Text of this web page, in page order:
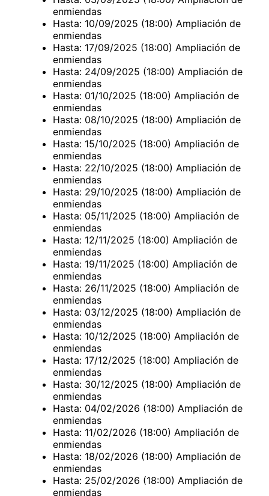
enmiendas
Hasta: 10/09/2025 (18:00) Ampliación de
enmiendas
Hasta: 17/09/2025 (18:00) Ampliación de
enmiendas
Hasta: 24/09/2025 (18:00) Ampliación de
enmiendas
Hasta: 01/10/2025 (18:00) Ampliación de
enmiendas
Hasta: 08/10/2025 (18:00) Ampliación de
enmiendas
Hasta: 15/10/2025 (18:00) Ampliación de
enmiendas
Hasta: 22/10/2025 (18:00) Ampliación de
enmiendas
Hasta: 29/10/2025 (18:00) Ampliación de
enmiendas
Hasta: 05/11/2025 (18:00) Ampliación de
enmiendas
Hasta: 12/11/2025 (18:00) Ampliación de
enmiendas
Hasta: 19/11/2025 (18:00) Ampliación de
enmiendas
Hasta: 26/11/2025 (18:00) Ampliación de
enmiendas
Hasta: 03/12/2025 (18:00) Ampliación de
enmiendas
Hasta: 10/12/2025 (18:00) Ampliación de
enmiendas
Hasta: 17/12/2025 (18:00) Ampliación de
enmiendas
Hasta: 30/12/2025 (18:00) Ampliación de
enmiendas
Hasta: 04/02/2026 (18:00) Ampliación de
enmiendas
Hasta: 11/02/2026 (18:00) Ampliación de
enmiendas
Hasta: 18/02/2026 (18:00) Ampliación de
enmiendas
Hasta: 25/02/2026 (18:00) Ampliación de
enmiendas